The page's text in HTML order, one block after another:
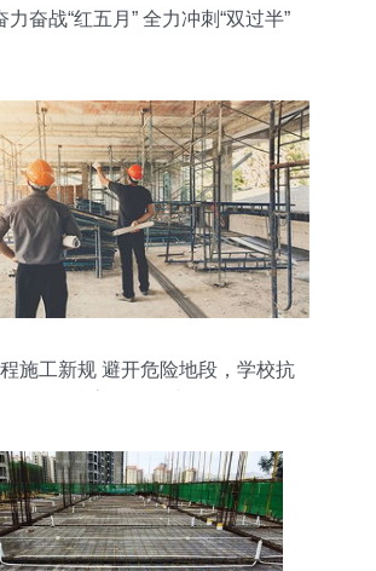
力奋战“红五月” 全力冲刺“双过半”
施工新规 避开危险地段，学校抗